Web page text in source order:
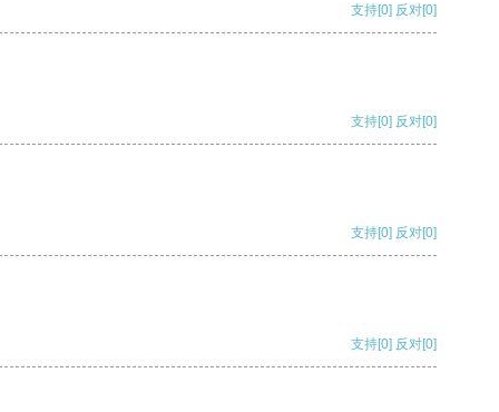
支持[0] 反对[0]
支持[0] 反对[0]
支持[0] 反对[0]
支持[0] 反对[0]